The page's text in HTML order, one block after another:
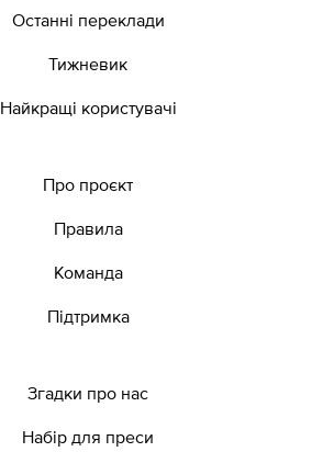
Останні переклади
Тижневик
Найкращі користувачі
Про проєкт
Правила
Команда
Підтримка
Згадки про нас
Набір для преси